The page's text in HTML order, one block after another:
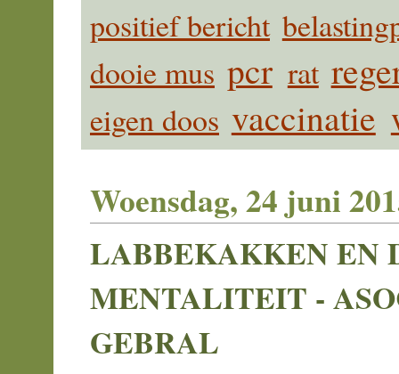
positief bericht
dooie mus pcr rat
eigen doos vaccinatie
Woensdag, 24 juni
LABBEKAKKEN EN
MENTALITEIT -
GEBRAL